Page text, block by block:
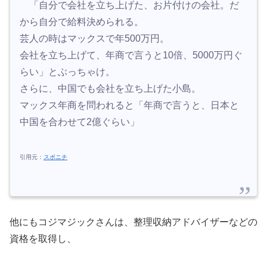
「自分で会社を立ち上げた、お片付けの会社。だ
から自分で給料決められる。
芸人の時はマックスで年500万円。
会社を立ち上げて、年商で言うと10倍、5000万円ぐ
らい」とぶっちゃけ。
さらに、中国でも会社を立ち上げた小島。
マックス年商を問われると「年商で言うと、日本と
中国を合わせて2億ぐらい」
引用元： スポニチ
他にもコジマジックさんは、整理収納アドバイザーなどの
資格を取得し、